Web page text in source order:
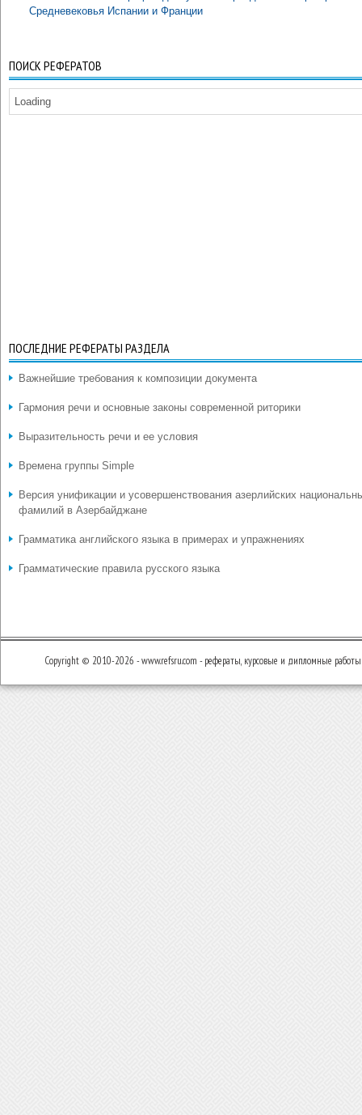
Средневековья Испании и Франции
ПОИСК РЕФЕРАТОВ
Loading
ПОСЛЕДНИЕ РЕФЕРАТЫ РАЗДЕЛА
Важнейшие требования к композиции документа
Гармония речи и основные законы современной риторики
Выразительность речи и ее условия
Времена группы Simple
Версия унификации и усовершенствования азерлийских
фамилий в Азербайджане
Грамматика английского языка в примерах и упражнениях
Грамматические правила русского языка
Copyright © 2010-2026 - www.refsru.com - рефераты, курсовые и дипломные работы